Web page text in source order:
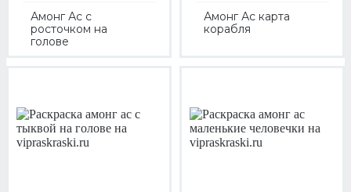
Амонг Ас с
росточком на
голове
Амонг Ас карта
корабля